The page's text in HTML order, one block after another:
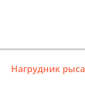
Нагрудник